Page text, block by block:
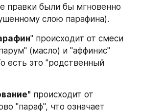
правки были бы мгновенно
слою парафина).
" происходит от смеси
(масло) и "аффинис"
есть это "родственный
происходит от
"параф", что означает